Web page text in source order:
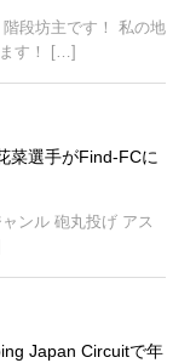
段坊主です！ 私の地
す！ […]
菜選手がFind-FCに
ンル 砲丸投げ アス
Japan Circuitで年